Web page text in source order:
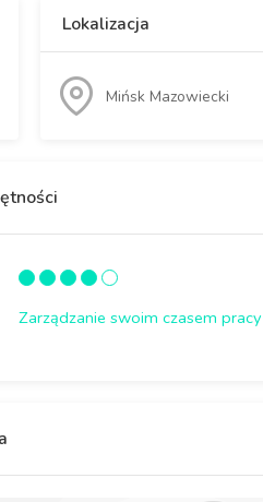
Lokalizacja
Mińsk Mazowiecki
Zarządzanie swoim czasem pracy